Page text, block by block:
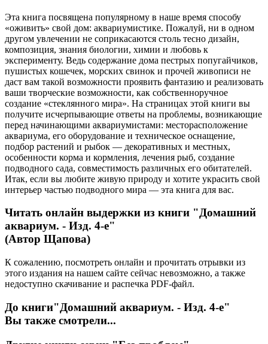
Эта книга посвящена популярному в наше время способу
«оживить» свой дом: аквариумистике. Пожалуй, ни в одном
другом увлечении не соприкасаются столь тесно дизайн,
композиция, знания биологии, химии и любовь к
эксперименту. Ведь содержание дома пестрых попугайчиков,
пушистых кошечек, морских свинок и прочей живописи не
даст вам такой возможности проявить фантазию и реализовать
ваши творческие возможности, как собственноручное
создание «стеклянного мира». На страницах этой книги вы
получите исчерпывающие ответы на проблемы, возникающие
перед начинающими аквариумистами: месторасположение
аквариума, его оборудование и техническое оснащение,
подбор растений и рыбок — декоративных и местных,
особенности корма и кормления, лечения рыб, создание
подводного сада, совместимость различных его обитателей.
Итак, если вы любите живую природу и хотите украсить свой
интерьер частью подводного мира — эта книга для вас.
Читать онлайн выдержки из книги "Домашний
аквариум. - Изд. 4-е"
(Автор Щапова)
К сожалению, посмотреть онлайн и прочитать отрывки из
этого издания на нашем сайте сейчас невозможно, а также
недоступно скачивание и распечка PDF-файл.
До книги"Домашний аквариум. - Изд. 4-е"
Вы также смотрели...